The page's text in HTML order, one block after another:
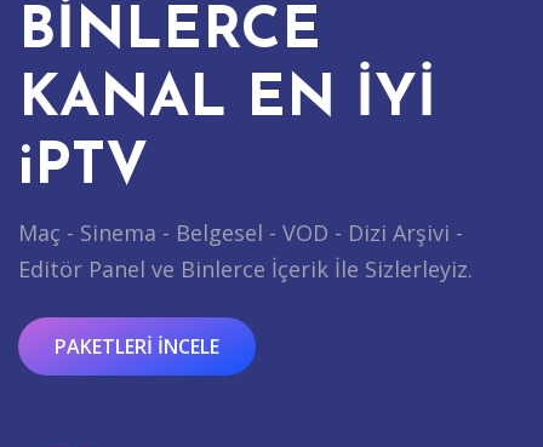
BİNLERCE
KANAL EN İYİ
iPTV
Maç - Sinema - Belgesel - VOD - Dizi Arşivi -
Editör Panel ve Binlerce İçerik İle Sizlerleyiz.
PAKETLERI İNCELE